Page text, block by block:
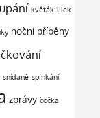
květák lilek
noční příběhy
snídaně spinkání
zprávy čočka